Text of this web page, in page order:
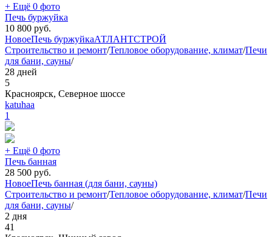
+ Ещё 0 фото
Печь буржуйка
10 800 руб.
НовоеПечь буржуйкаАТЛАНТСТРОЙ
Строительство и ремонт/Тепловое оборудование, климат/Печи
для бани, сауны/
28 дней
5
Красноярск, Северное шоссе
katuhaa
1
+ Ещё 0 фото
Печь банная
28 500 руб.
НовоеПечь банная (для бани, сауны)
Строительство и ремонт/Тепловое оборудование, климат/Печи
для бани, сауны/
2 дня
41